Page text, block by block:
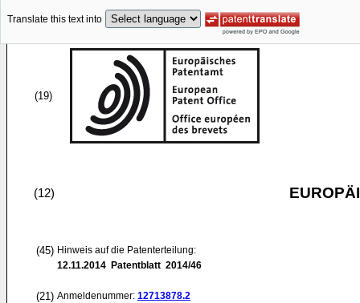
Translate this text into
(19)
(12)
(45) Hinweis auf die Patenterteilung:
12.11.2014 Patentblatt 2014/46
(21) Anmeldenummer: 12713878.2